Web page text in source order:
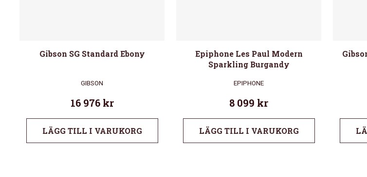
Gibson SG Standard Ebony
GIBSON
16 976 kr
LÄGG TILL I VARUKORG
Epiphone Les Paul Modern
Sparkling Burgandy
EPIPHONE
8 099 kr
LÄGG TILL I VARUKORG